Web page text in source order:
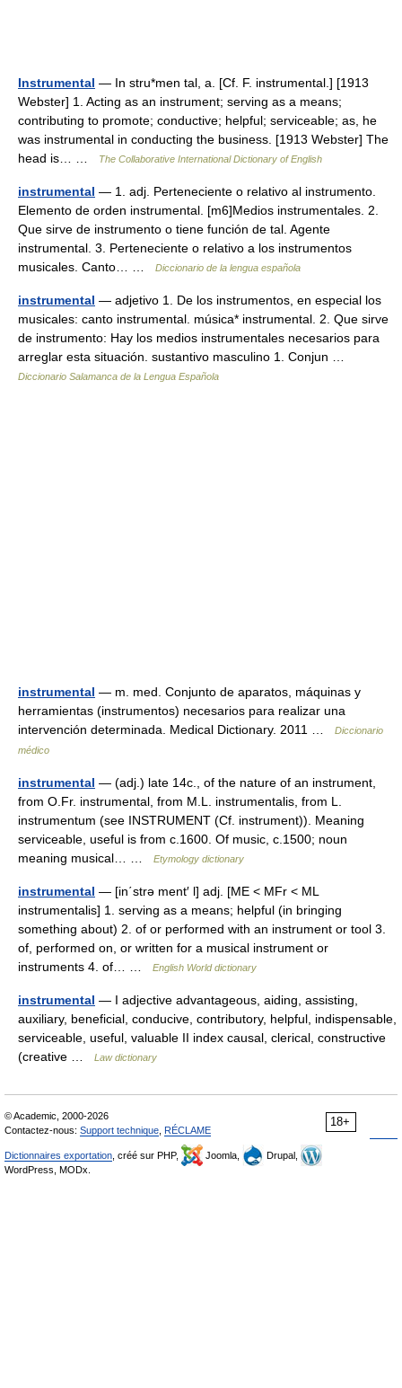
Instrumental — In stru*men tal, a. [Cf. F. instrumental.] [1913
Webster] 1. Acting as an instrument; serving as a means;
contributing to promote; conductive; helpful; serviceable; as, he
was instrumental in conducting the business. [1913 Webster] The
head is… …
The Collaborative International Dictionary of English
instrumental — 1. adj. Perteneciente o relativo al instrumento.
Elemento de orden instrumental. [m6]Medios instrumentales. 2.
Que sirve de instrumento o tiene función de tal. Agente
instrumental. 3. Perteneciente o relativo a los instrumentos
musicales. Canto… …
Diccionario de la lengua española
instrumental — adjetivo 1. De los instrumentos, en especial los
musicales: canto instrumental. música* instrumental. 2. Que sirve
de instrumento: Hay los medios instrumentales necesarios para
arreglar esta situación. sustantivo masculino 1. Conjun …
Diccionario Salamanca de la Lengua Española
instrumental — m. med. Conjunto de aparatos, máquinas y
herramientas (instrumentos) necesarios para realizar una
intervención determinada. Medical Dictionary. 2011 …
Diccionario
médico
instrumental — (adj.) late 14c., of the nature of an instrument,
from O.Fr. instrumental, from M.L. instrumentalis, from L.
instrumentum (see INSTRUMENT (Cf. instrument)). Meaning
serviceable, useful is from c.1600. Of music, c.1500; noun
meaning musical… …
Etymology dictionary
instrumental — [in΄strə ment′ l] adj. [ME < MFr < ML
instrumentalis] 1. serving as a means; helpful (in bringing
something about) 2. of or performed with an instrument or tool 3.
of, performed on, or written for a musical instrument or
instruments 4. of… …
English World dictionary
instrumental — I adjective advantageous, aiding, assisting,
auxiliary, beneficial, conducive, contributory, helpful, indispensable,
serviceable, useful, valuable II index causal, clerical, constructive
(creative …
Law dictionary
18+
© Academic, 2000-2026
Contactez-nous: Support technique RÉCLAME
Dictionnaires exportation , créé sur PHP, Joomla,
Drupal,
WordPress, MODx.